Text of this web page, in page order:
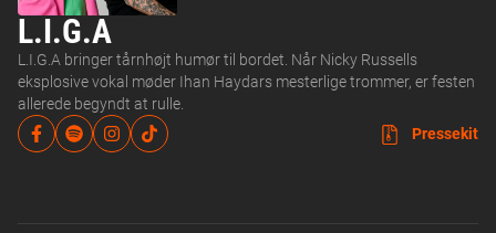
L.I.G.A
L.I.G.A bringer tårnhøjt humør til bordet. Når Nicky Russells
eksplosive vokal møder Ihan Haydars mesterlige trommer, er festen
allerede begyndt at rulle.
Pressekit